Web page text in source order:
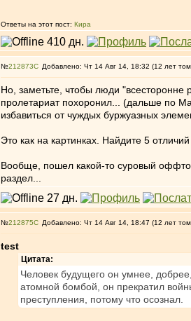
Ответы на этот пост: Кира
№212873 Добавлено: Чт 14 Авг 14, 18:32 (12 лет
Но, заметьте, чтобы люди "всесторонне
пролетариат похоронил... (дальше по
избавиться от чуждых буржуазных
Это как на картинках. Найдите 5
Вообще, пошел какой-то суровый
раздел...
№212875 Добавлено: Чт 14 Авг 14, 18:47 (12 лет
test
Цитата:
Человек будущего он умнее,
атомной бомбой, он прекратил
преступления, потому что осознал.